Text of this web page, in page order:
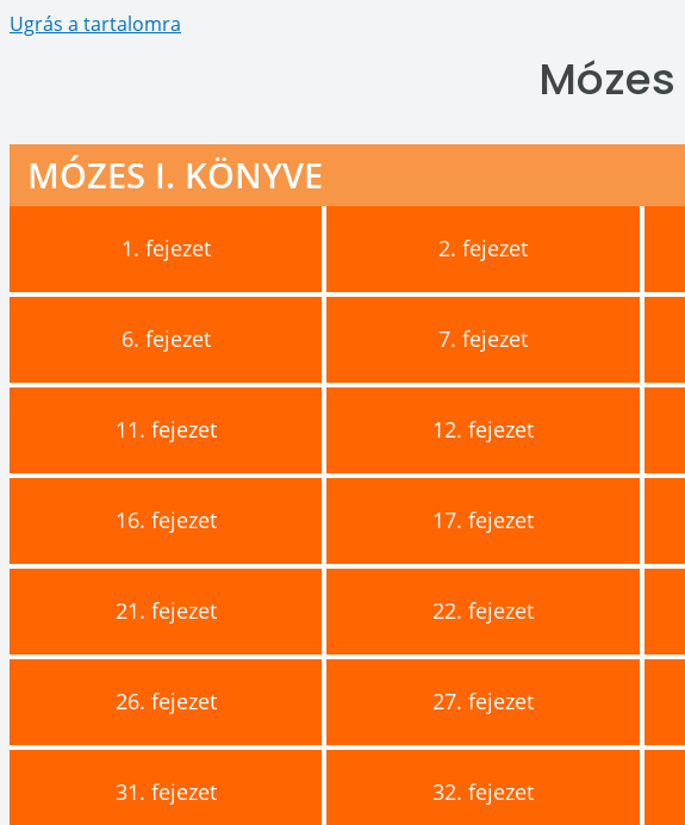
Ugrás a tartalomra
MÓZES I. KÖNYVE
1. fejezet 2. fejezet
6. fejezet 7. fejezet
11. fejezet 12. fejezet
16. fejezet 17. fejezet
21. fejezet 22. fejezet
26. fejezet 27. fejezet
31. fejezet 32. fejezet